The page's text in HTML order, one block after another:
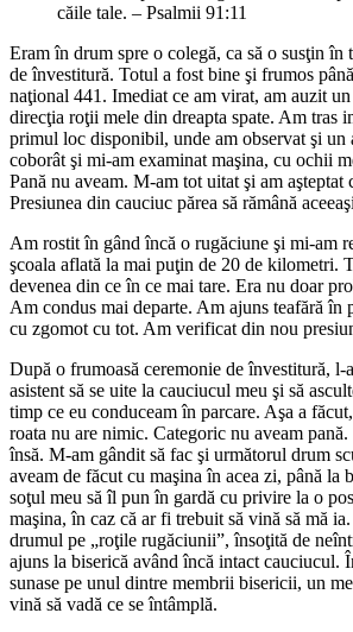
căile tale. – Psalmii 91:11
Eram în drum spre o colegă, ca să o susţin
de învestitură. Totul a fost bine şi frumos
naţional 441. Imediat ce am virat, am auzit
direcţia roţii mele din dreapta spate. Am tras
primul loc disponibil, unde am observat şi un
coborât şi mi-am examinat maşina, cu ochii
Pană nu aveam. M-am tot uitat şi am aşteptat
Presiunea din cauciuc părea să rămână
Am rostit în gând încă o rugăciune şi mi-am
şcoala aflată la mai puţin de 20 de kilometri.
devenea din ce în ce mai tare. Era nu doar
Am condus mai departe. Am ajuns teafără în
cu zgomot cu tot. Am verificat din nou
După o frumoasă ceremonie de învestitură, l-
asistent să se uite la cauciucul meu şi să
timp ce eu conduceam în parcare. Aşa a
roata nu are nimic. Categoric nu aveam pană.
însă. M-am gândit să fac şi următorul drum
aveam de făcut cu maşina în acea zi, până la
soţul meu să îl pun în gardă cu privire la o
maşina, în caz că ar fi trebuit să vină să mă
drumul pe „roţile rugăciunii”, însoţită de
ajuns la biserică având încă intact cauciucul.
sunase pe unul dintre membrii bisericii, un
vină să vadă ce se întâmplă.